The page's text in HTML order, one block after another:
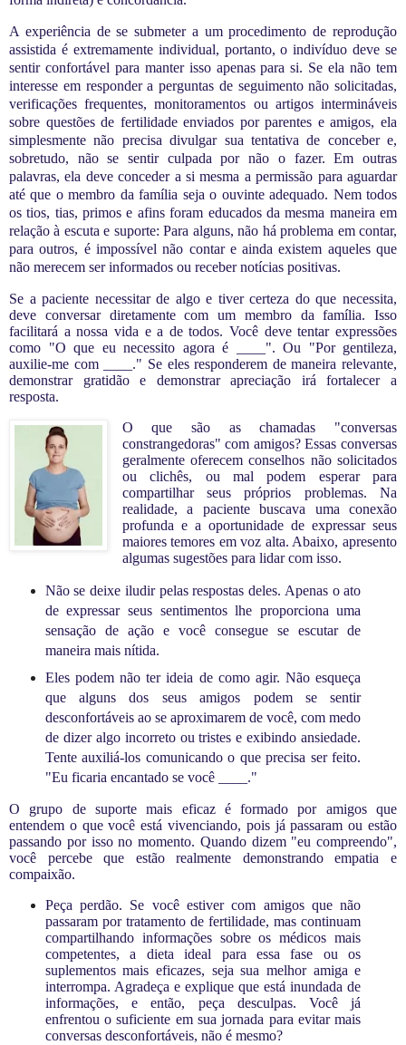
A experiência de se submeter a um procedimento de reprodução
assistida é extremamente individual, portanto, o indivíduo deve se
sentir confortável para manter isso apenas para si. Se ela não tem
interesse em responder a perguntas de seguimento não solicitadas,
verificações frequentes, monitoramentos ou artigos intermináveis
sobre questões de fertilidade enviados por parentes e amigos, ela
simplesmente não precisa divulgar sua tentativa de conceber e,
sobretudo, não se sentir culpada por não o fazer. Em outras
palavras, ela deve conceder a si mesma a permissão para aguardar
até que o membro da família seja o ouvinte adequado. Nem todos
os tios, tias, primos e afins foram educados da mesma maneira em
relação à escuta e suporte: Para alguns, não há problema em contar,
para outros, é impossível não contar e ainda existem aqueles que
não merecem ser informados ou receber notícias positivas.
Se a paciente necessitar de algo e tiver certeza do que necessita,
deve conversar diretamente com um membro da família. Isso
facilitará a nossa vida e a de todos. Você deve tentar expressões
como "O que eu necessito agora é ____". Ou "Por gentileza,
auxilie-me com ____." Se eles responderem de maneira relevante,
demonstrar gratidão e demonstrar apreciação irá fortalecer a
resposta.
O que são as chamadas "conversas
constrangedoras" com amigos? Essas conversas
geralmente oferecem conselhos não solicitados
ou clichês, ou mal podem esperar para
compartilhar seus próprios problemas. Na
realidade, a paciente buscava uma conexão
profunda e a oportunidade de expressar seus
maiores temores em voz alta. Abaixo, apresento
algumas sugestões para lidar com isso.
Não se deixe iludir pelas respostas deles. Apenas o ato
de expressar seus sentimentos lhe proporciona uma
sensação de ação e você consegue se escutar de
maneira mais nítida.
Eles podem não ter ideia de como agir. Não esqueça
que alguns dos seus amigos podem se sentir
desconfortáveis ao se aproximarem de você, com medo
de dizer algo incorreto ou tristes e exibindo ansiedade.
Tente auxiliá-los comunicando o que precisa ser feito.
"Eu ficaria encantado se você ____."
O grupo de suporte mais eficaz é formado por amigos que
entendem o que você está vivenciando, pois já passaram ou estão
passando por isso no momento. Quando dizem "eu compreendo",
você percebe que estão realmente demonstrando empatia e
compaixão.
Peça perdão. Se você estiver com amigos que não
passaram por tratamento de fertilidade, mas continuam
compartilhando informações sobre os médicos mais
competentes, a dieta ideal para essa fase ou os
suplementos mais eficazes, seja sua melhor amiga e
interrompa. Agradeça e explique que está inundada de
informações, e então, peça desculpas. Você já
enfrentou o suficiente em sua jornada para evitar mais
conversas desconfortáveis, não é mesmo?